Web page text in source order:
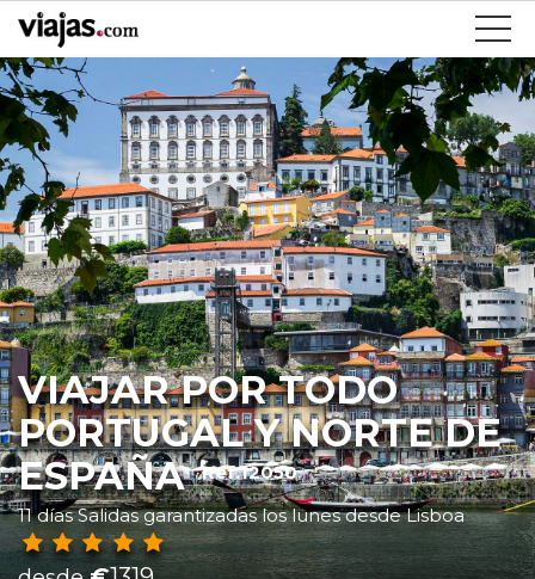
VIAJAR POR TODO
PORTUGAL Y NORTE DE
ESPAÑA Ref.12050
11 días Salidas garantizadas los lunes desde Lisboa